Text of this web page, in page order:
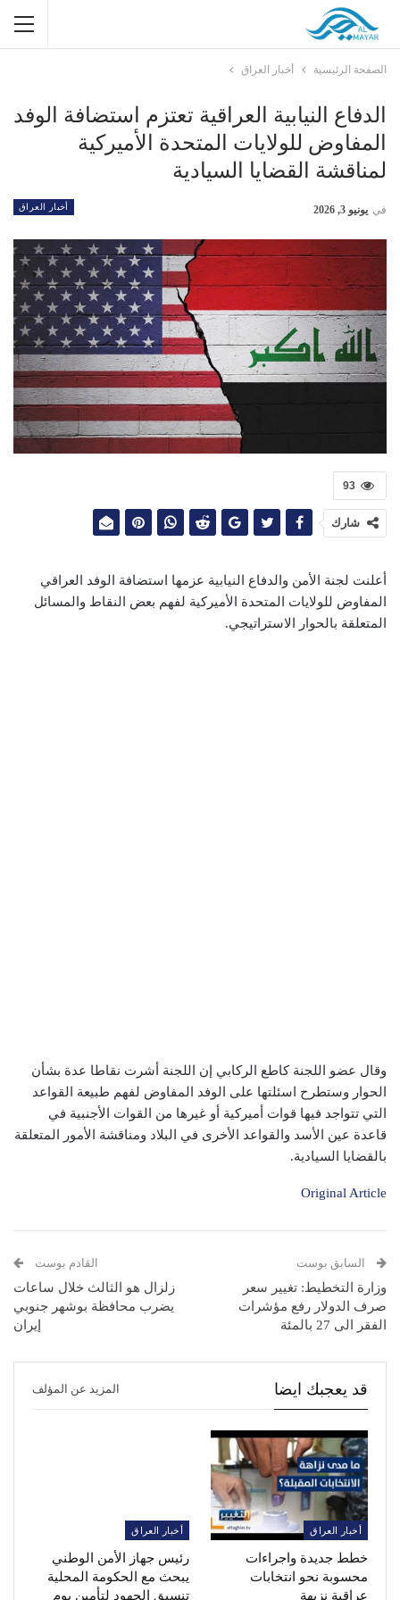
الصفحة الرئيسية أخبار العراق
الدفاع النيابية العراقية تعتزم استضافة الوفد
المفاوض للولايات المتحدة الأميركية
لمناقشة القضايا السيادية
أخبار العراق في يونيو 3, 2026
93
شارك
أعلنت لجنة الأمن والدفاع النيابية عزمها استضافة الوفد العراقي
المفاوض للولايات المتحدة الأميركية لفهم بعض النقاط والمسائل
المتعلقة بالحوار الاستراتيجي.
وقال عضو اللجنة كاطع الركابي إن اللجنة أشرت نقاطا عدة بشأن
الحوار وستطرح اسئلتها على الوفد المفاوض لفهم طبيعة القواعد
التي تتواجد فيها قوات أميركية أو غيرها من القوات الأجنبية في
قاعدة عين الأسد والقواعد الأخرى في البلاد ومناقشة الأمور المتعلقة
بالقضايا السيادية.
Original Article
السابق بوست
وزارة التخطيط: تغيير سعر
صرف الدولار رفع مؤشرات
الفقر الى 27 بالمئة
القادم بوست
زلزال هو الثالث خلال ساعات
يضرب محافظة بوشهر جنوبي
إيران
قد يعجبك ايضا المزيد عن المؤلف
أخبار العراق
خطط جديدة واجراءات
محسوبة نحو انتخابات
عراقية نزيهة
أخبار العراق
رئيس جهاز الأمن الوطني
يبحث مع الحكومة المحلية
تنسيق الجهود لتأمين يوم